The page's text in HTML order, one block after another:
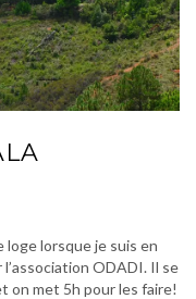
loge lorsque je suis en
ODADI. Il se
on met 5h pour les faire!